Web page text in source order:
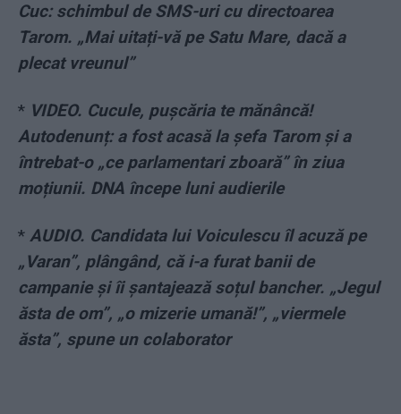
Cuc: schimbul de SMS-uri cu directoarea
Tarom. „Mai uitați-vă pe Satu Mare, dacă a
plecat vreunul”
* VIDEO. Cucule, pușcăria te mănâncă!
Autodenunț: a fost acasă la șefa Tarom și a
întrebat-o „ce parlamentari zboară” în ziua
moțiunii. DNA începe luni audierile
* AUDIO. Candidata lui Voiculescu îl acuză pe
„Varan”, plângând, că i-a furat banii de
campanie și îi șantajează soțul bancher. „Jegul
ăsta de om”, „o mizerie umană!”, „viermele
ăsta”, spune un colaborator